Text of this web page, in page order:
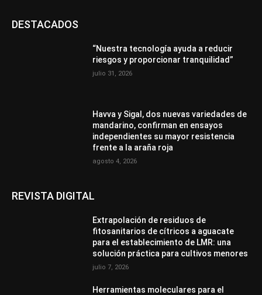
DESTACADOS
“Nuestra tecnología ayuda a reducir
riesgos y proporcionar tranquilidad”
julio 31, 2026
Havva y Sigal, dos nuevas variedades de
mandarino, confirman en ensayos
independientes su mayor resistencia
frente a la araña roja
agosto 4, 2026
REVISTA DIGITAL
Extrapolación de residuos de
fitosanitarios de cítricos a aguacate
para el establecimiento de LMR: una
solución práctica para cultivos menores
julio 7, 2026
Herramientas moleculares para el